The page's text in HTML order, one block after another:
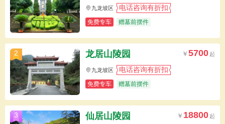
九龙坡区 电话咨询有折扣
免费专车 赠墓前摆件
2 龙居山陵园 5700
九龙坡区 电话咨询有折扣
免费专车 赠墓前摆件
3 仙居山陵园 18800